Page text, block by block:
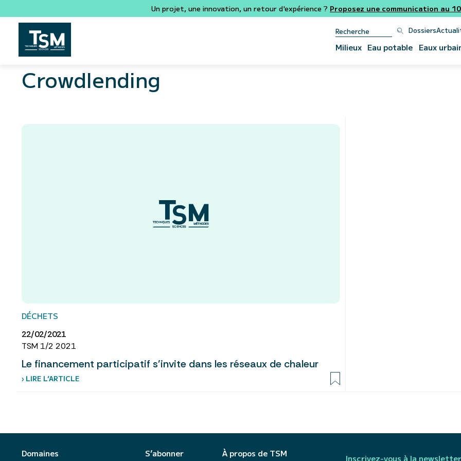
Un projet, une innovation, un retour d'expérience ? Proposez une communication au
Dossiers
Milieux Eau potable Eaux
Crowdlending
DÉCHETS
22/02/2021
TSM 1/2 2021
Le financement participatif s'invite dans les réseaux de chaleur
› LIRE L’ARTICLE
Domaines S’abonner À propos de TSM Inscrivez-vous à la